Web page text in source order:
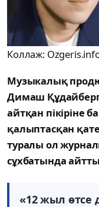
Коллаж:
Музыкалық
Димаш
айтқан пікіріне
қалыптасқан
туралы ол
сұхбатында
«12 жыл өтсе